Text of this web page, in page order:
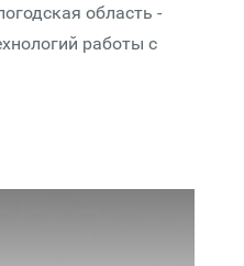
область -
работы с